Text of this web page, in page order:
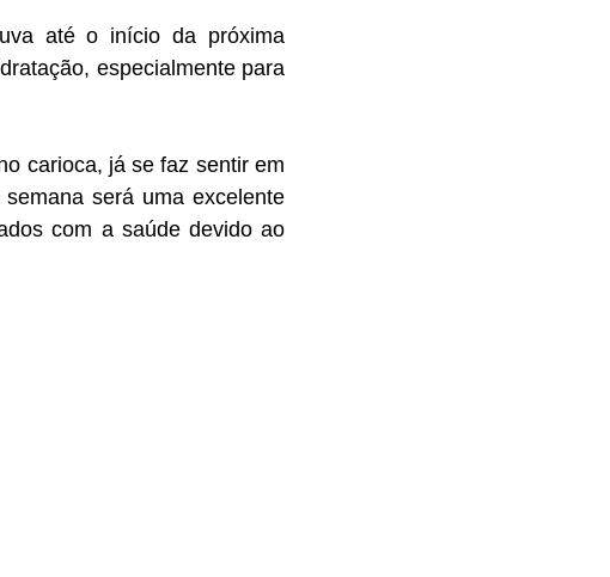
até o início da próxima
especialmente para
carioca, já se faz sentir em
será uma excelente
com a saúde devido ao